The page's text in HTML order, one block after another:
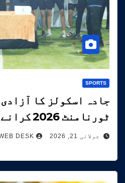
SPORTS
جادہ اسکولز کا
ٹورنامنٹ 2026 کرانے کا اعلان
جولائی 21, 2026 DESK